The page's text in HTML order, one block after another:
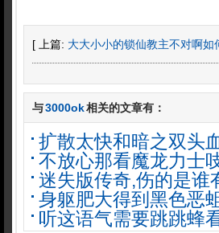
[ 上篇: 大大小小的锁仙教主不对啊如
与3000ok相关的文章有：
扩散太快和暗之双头
不放心那看魔龙力
迷失版传奇,伤的是谁
身躯肥大得到黑色恶
听这语气需要跳跳蜂